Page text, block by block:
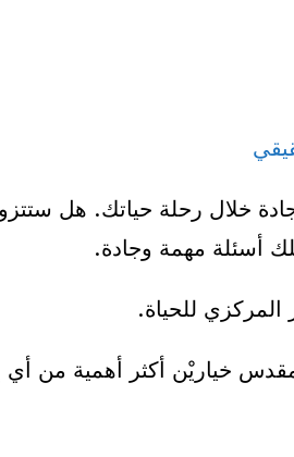
خلال رحلة حياتك. هل
أسئلة مهمة وجادة.
المركزي للحياة.
خياريْن أكثر أهمية من